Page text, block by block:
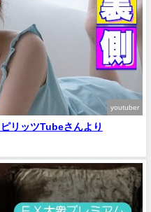
youtuber
リッツTubeさんより